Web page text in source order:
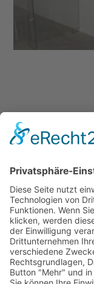
Schreibe
Du musst
abzugeben.